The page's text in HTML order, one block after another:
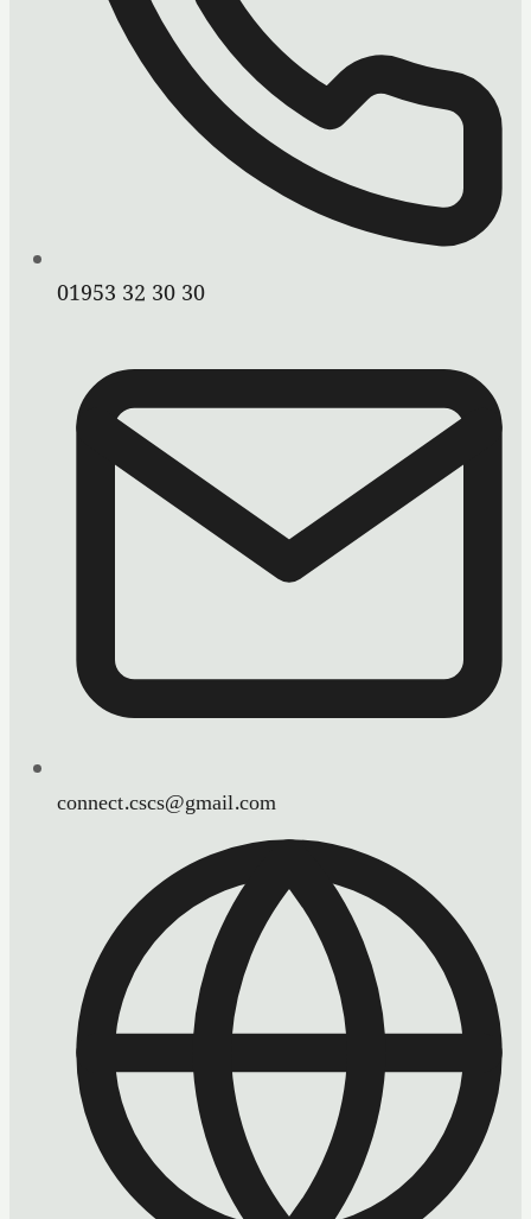
01953 32 30 30
connect.cscs@gmail.com